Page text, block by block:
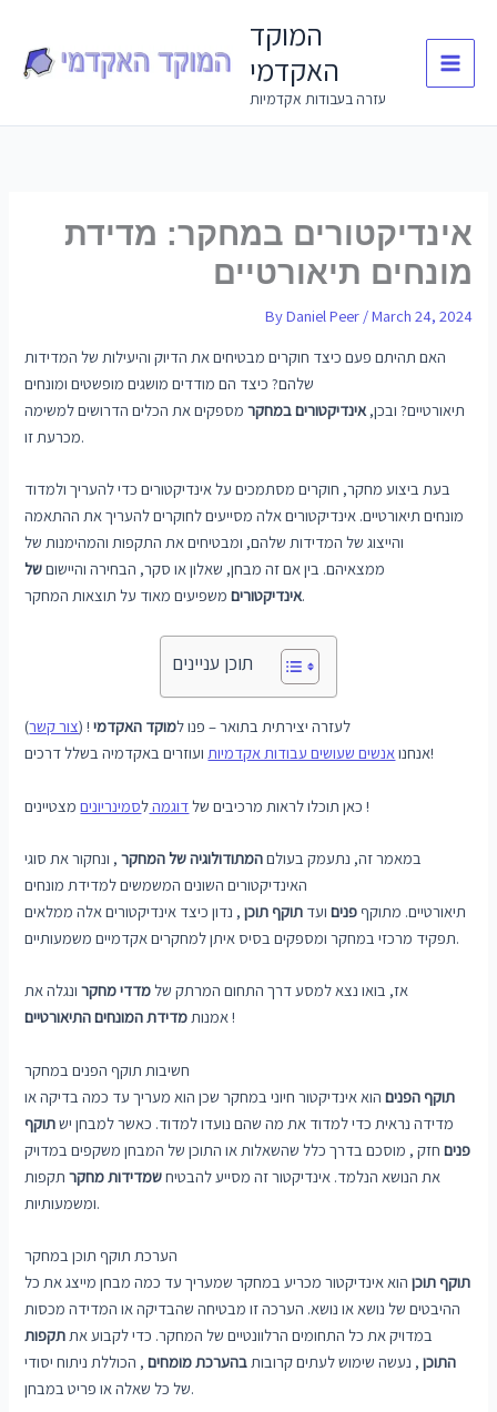
content
המוקד
האקדמי
עזרה בעבודות אקדמיות
אינדיקטורים במחקר: מדידת
מונחים תיאורטיים
ByDaniel Peer /March 24, 2024
האם תהיתם פעם כיצד חוקרים מבטיחים את הדיוק והיעילות של המדידות
שלהם? כיצד הם מודדים מושגים מופשטים ומונחים
תיאורטיים? ובכן,אינדיקטורים במחקרמספקים את הכלים הדרושים למשימה
מכרעת זו.
בעת ביצוע מחקר, חוקרים מסתמכים על אינדיקטורים כדי להעריך ולמדוד
מונחים תיאורטיים. אינדיקטורים אלה מסייעים לחוקרים להעריך את ההתאמה
והייצוג של המדידות שלהם, ומבטיחים את התקפות והמהימנות של
ממצאיהם. בין אם זה מבחן, שאלון או סקר, הבחירה והיישוםשל
אינדיקטוריםמשפיעים מאוד על תוצאות המחקר.
תוכן עניינים
לעזרה יצירתית בתואר – פנו למוקד האקדמי! (צור קשר)
אנחנואנשים שעושים עבודות אקדמיות ועוזרים באקדמיה בשלל דרכים!
כאן תוכלו לראות מרכיבים שלדוגמהלסמינריונים מצטיינים !
במאמר זה, נתעמק בעולםהמתודולוגיה של המחקר, ונחקור את סוגי
האינדיקטורים השונים המשמשים למדידת מונחים
תיאורטיים. מתוקף פניםועד תוקף תוכן, נדון כיצד אינדיקטורים אלה ממלאים
תפקיד מרכזי במחקר ומספקים בסיס איתן למחקרים אקדמיים משמעותיים.
אז, בואו נצא למסע דרך התחום המרתק שלמדדי מחקרונגלה את
אמנותמדידת המונחים התיאורטיים !
חשיבות תוקף הפנים במחקר
תוקף הפניםהוא אינדיקטור חיוני במחקר שכן הוא מעריך עד כמה בדיקה או
מדידה נראית כדי למדוד את מה שהם נועדו למדוד. כאשר למבחן ישתוקף
פניםחזק , מוסכם בדרך כלל שהשאלות או התוכן של המבחן משקפים במדויק
את הנושא הנלמד. אינדיקטור זה מסייע להבטיחשמדידות מחקרתקפות
ומשמעותיות.
הערכת תוקף תוכן במחקר
תוקף תוכןהוא אינדיקטור מכריע במחקר שמעריך עד כמה מבחן מייצג את כל
ההיבטים של נושא או נושא. הערכה זו מבטיחה שהבדיקה או המדידה מכסות
במדויק את כל התחומים הרלוונטיים של המחקר. כדי לקבוע אתתקפות
התוכן, נעשה שימוש לעתים קרובותבהערכת מומחים, הכוללת ניתוח יסודי
של כל שאלה או פריט במבחן.